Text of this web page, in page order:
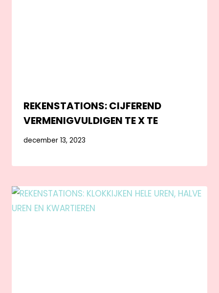
REKENSTATIONS: CIJFEREND
VERMENIGVULDIGEN TE X TE
december 13, 2023